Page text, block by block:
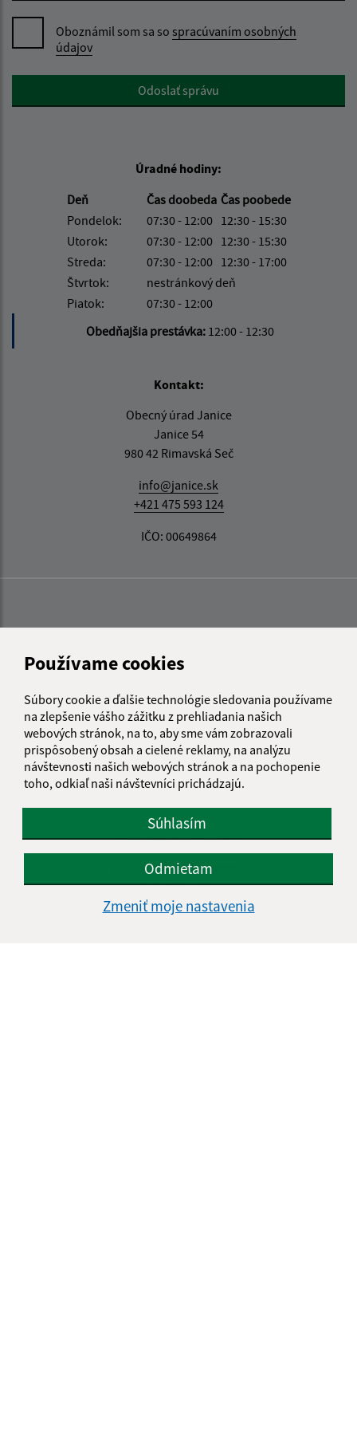
Používame cookies
Súbory cookie a ďalšie technológie sledovania používame
na zlepšenie vášho zážitku z prehliadania našich
webových stránok, na to, aby sme vám zobrazovali
prispôsobený obsah a cielené reklamy, na analýzu
návštevnosti našich webových stránok a na pochopenie
toho, odkiaľ naši návštevníci prichádzajú.
Súhlasím
Odmietam
Zmeniť moje nastavenia
Oboznámil som sa so spracúvaním osobných
údajov
Google reCaptcha ResponseOdoslať správu
Úradné hodiny:
Deň
Čas doobeda Čas poobede
Pondelok:
07:30 - 12:00 12:30 - 15:30
Utorok:
07:30 - 12:00 12:30 - 15:30
Streda:
07:30 - 12:00 12:30 - 17:00
Štvrtok:
nestránkový deň
Piatok:
07:30 - 12:00
Obedňajšia prestávka: 12:00 - 12:30
Kontakt:
Obecný úrad Janice
Janice 54
980 42 Rimavská Seč
info@janice.sk
+421 475 593 124
IČO: 00649864
Informácie o stránke:
Vyhlásenie o prístupnosti
Autorské práva
Ochrana osobných údajov